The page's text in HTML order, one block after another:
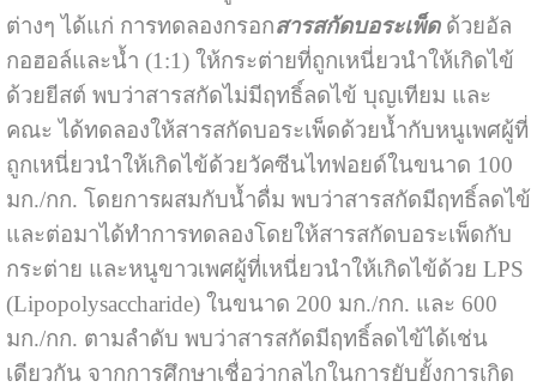
ต่างๆ ได้แก่ การทดลองกรอกสารสกัดบอระเพ็ดด้วยอัล
กอฮอล์และน้ำ (1:1) ให้กระต่ายที่ถูกเหนี่ยวนำให้เกิดไข้
ด้วยยีสต์ พบว่าสารสกัดไม่มีฤทธิ์ลดไข้ บุญเทียม และ
คณะ ได้ทดลองให้สารสกัดบอระเพ็ดด้วยน้ำกับหนูเพศผู้ที่
ถูกเหนี่ยวนำให้เกิดไข้ด้วยวัคซีนไทฟอยด์ในขนาด 100
มก./กก. โดยการผสมกับน้ำดื่ม พบว่าสารสกัดมีฤทธิ์ลดไข้
และต่อมาได้ทำการทดลองโดยให้สารสกัดบอระเพ็ดกับ
กระต่าย และหนูขาวเพศผู้ที่เหนี่ยวนำให้เกิดไข้ด้วย LPS
(Lipopolysaccharide) ในขนาด 200 มก./กก. และ 600
มก./กก. ตามลำดับ พบว่าสารสกัดมีฤทธิ์ลดไข้ได้เช่น
เดียวกัน จากการศึกษาเชื่อว่ากลไกในการยับยั้งการเกิด